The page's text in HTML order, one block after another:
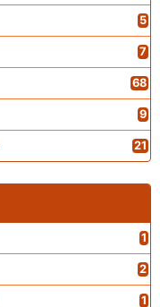
5
7
68
9
21
1
2
1